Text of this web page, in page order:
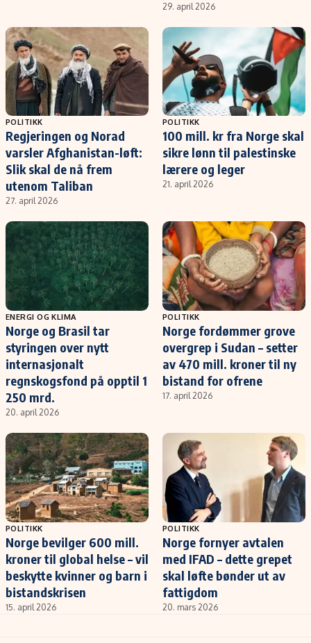
29. april 2026
POLITIKK
Regjeringen og Norad
varsler Afghanistan-løft:
Slik skal de nå frem
utenom Taliban
27. april 2026
POLITIKK
100 mill. kr fra Norge skal
sikre lønn til palestinske
lærere og leger
21. april 2026
ENERGI OG KLIMA
Norge og Brasil tar
styringen over nytt
internasjonalt
regnskogsfond på opptil 1
250 mrd.
20. april 2026
POLITIKK
Norge fordømmer grove
overgrep i Sudan – setter
av 470 mill. kroner til ny
bistand for ofrene
17. april 2026
POLITIKK
Norge bevilger 600 mill.
kroner til global helse – vil
beskytte kvinner og barn i
bistandskrisen
15. april 2026
POLITIKK
Norge fornyer avtalen
med IFAD – dette grepet
skal løfte bønder ut av
fattigdom
20. mars 2026